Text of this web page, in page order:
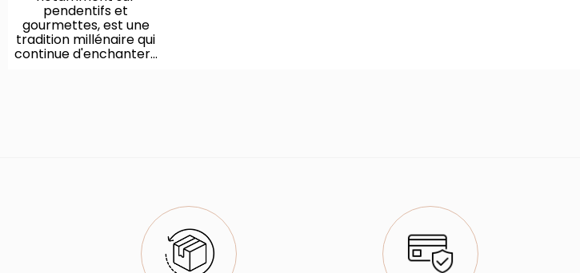
pendentifs et
gourmettes, est une
tradition millénaire qui
continue d'enchanter...